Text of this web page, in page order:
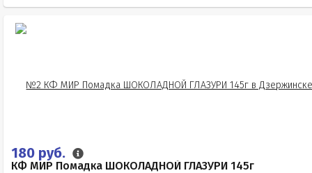
180 руб.
КФ МИР Помадка ШОКОЛАДНОЙ ГЛАЗУРИ 145г